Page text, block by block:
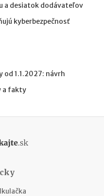
a desiatok dodávateľov
kyberbezpečnosť
od 1.1.2027: návrh
a fakty